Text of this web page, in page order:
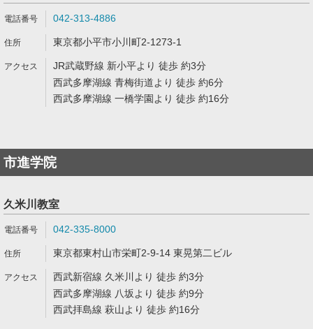
042-313-4886
東京都小平市小川町2-1273-1
JR武蔵野線 新小平より 徒歩 約3分
西武多摩湖線 青梅街道より 徒歩 約6分
西武多摩湖線 一橋学園より 徒歩 約16分
市進学院
久米川教室
042-335-8000
東京都東村山市栄町2-9-14 東晃第二ビル
西武新宿線 久米川より 徒歩 約3分
西武多摩湖線 八坂より 徒歩 約9分
西武拝島線 萩山より 徒歩 約16分